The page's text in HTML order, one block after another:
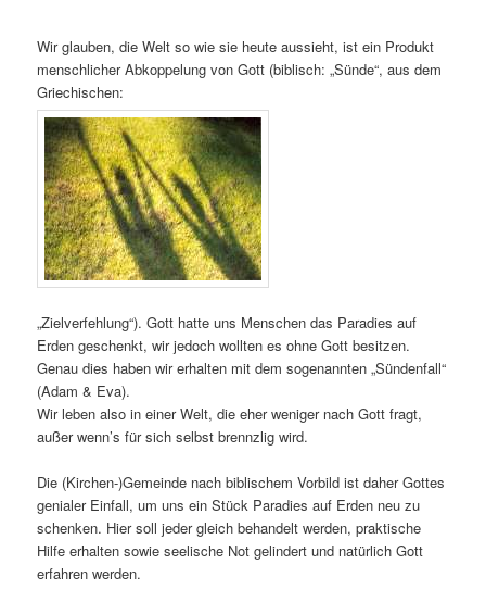
Wir glauben, die Welt so wie sie heute aussieht, ist ein Produkt
menschlicher Abkoppelung von Gott (biblisch: „Sünde“, aus dem
Griechischen:
„Zielverfehlung“). Gott hatte uns Menschen das Paradies auf
Erden geschenkt, wir jedoch wollten es ohne Gott besitzen.
Genau dies haben wir erhalten mit dem sogenannten „Sündenfall“
(Adam & Eva).
Wir leben also in einer Welt, die eher weniger nach Gott fragt,
außer wenn’s für sich selbst brennzlig wird.
Die (Kirchen-)Gemeinde nach biblischem Vorbild ist daher Gottes
genialer Einfall, um uns ein Stück Paradies auf Erden neu zu
schenken. Hier soll jeder gleich behandelt werden, praktische
Hilfe erhalten sowie seelische Not gelindert und natürlich Gott
erfahren werden.